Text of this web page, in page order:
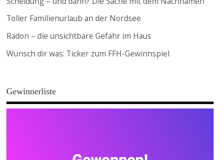
Toller Familienurlaub an der Nordsee
Radon – die unsichtbare Gefahr im Haus
Wünsch dir was: Ticker zum FFH-Gewinnspiel
Gewinnerliste